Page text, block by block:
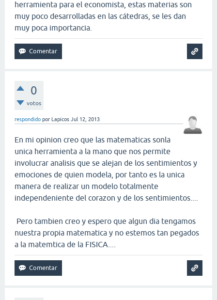
herramienta para el economista, estas materias son
muy poco desarrolladas en las cátedras, se les dan
muy poca importancia.
0
votos
respondido por Lapicos Jul 12, 2013
En mi opinion creo que las matematicas sonla
unica herramienta a la mano que nos permite
involucrar analisis que se alejan de los sentimientos y
emociones de quien modela, por tanto es la unica
manera de realizar un modelo totalmente
independeniente del corazon y de los sentimientos....
Pero tambien creo y espero que algun dia tengamos
nuestra propia matematica y no estemos tan pegados
a la matemtica de la FISICA....